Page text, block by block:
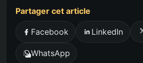
Partager cet article
Facebook LinkedIn
WhatsApp